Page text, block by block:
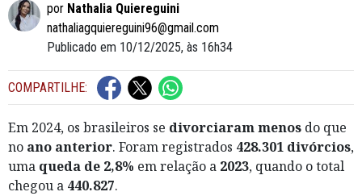
por Nathalia Quiereguini
nathaliagquiereguini96@gmail.com
Publicado em 10/12/2025, às 16h34
COMPARTILHE:
Em 2024, os brasileiros se divorciarammenos do que
no ano anterior. Foram registrados 428.301 divórcios,
uma queda de 2,8% em relação a 2023, quando o total
chegou a 440.827.